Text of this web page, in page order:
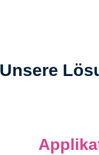
Unsere